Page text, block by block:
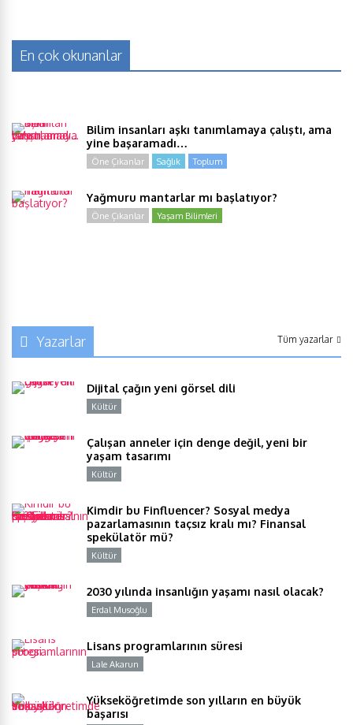
En çok okunanlar
Bilim insanları aşkı tanımlamaya çalıştı, ama
yine başaramadı…
Öne Çıkanlar Sağlık Toplum
Yağmuru mantarlar mı başlatıyor?
Öne Çıkanlar Yaşam Bilimleri
Yazarlar Tüm yazarlar
Dijital çağın yeni görsel dili
Kültür
Çalışan anneler için denge değil, yeni bir
yaşam tasarımı
Kültür
Kimdir bu Finfluencer? Sosyal medya
pazarlamasının taçsız kralı mı? Finansal
spekülatör mü?
Kültür
2030 yılında insanlığın yaşamı nasıl olacak?
Erdal Musoğlu
Lisans programlarının süresi
Lale Akarun
Yükseköğretimde son yılların en büyük
başarısı